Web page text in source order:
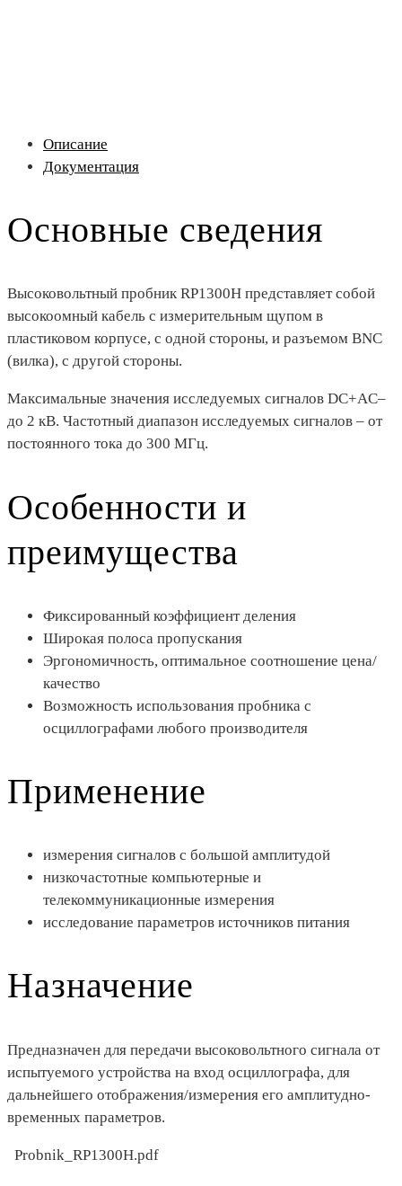
Описание
Документация
Основные сведения
Высоковольтный пробник RP1300H представляет собой
высокоомный кабель с измерительным щупом в
пластиковом корпусе, с одной стороны, и разъемом BNC
(вилка), с другой стороны.
Максимальные значения исследуемых сигналов DC+AC–
до 2 кВ. Частотный диапазон исследуемых сигналов – от
постоянного тока до 300 МГц.
Особенности и
преимущества
Фиксированный коэффициент деления
Широкая полоса пропускания
Эргономичность, оптимальное соотношение цена/
качество
Возможность использования пробника с
осциллографами любого производителя
Применение
измерения сигналов с большой амплитудой
низкочастотные компьютерные и
телекоммуникационные измерения
исследование параметров источников питания
Назначение
Предназначен для передачи высоковольтного сигнала от
испытуемого устройства на вход осциллографа, для
дальнейшего отображения/измерения его амплитудно-
временных параметров.
Probnik_RP1300H.pdf